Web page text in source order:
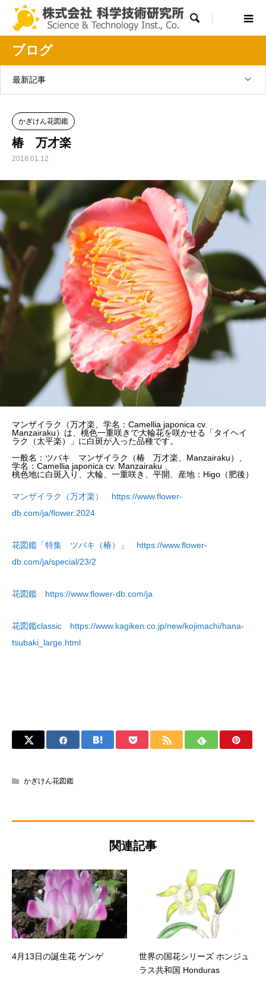

ブログ
最新記事
かぎけん花図鑑
椿 万才楽
2018.01.12
マンザイラク（万才楽、学名：Camellia japonica cv.
Manzairaku）は、桃色一重咲きで大輪花を咲かせる「タイヘイ
ラク（太平楽）」に白斑が入った品種です。
一般名：ツバキ マンザイラク（椿 万才楽、Manzairaku）、
学名：Camellia japonica cv. Manzairaku 、
桃色地に白斑入り、大輪、一重咲き、平開、産地：Higo（肥後）
マンザイラク（万才楽） https://www.flower-
db.com/ja/flower:2024
花図鑑「特集 ツバキ（椿）」 https://www.flower-
db.com/ja/special/23/2
花図鑑 https://www.flower-db.com/ja
花図鑑classic https://www.kagiken.co.jp/new/kojimachi/hana-
tsubaki_large.html
かぎけん花図鑑
関連記事
4月13日の誕生花 ゲンゲ
世界の国花シリーズ ホンジュ
ラス共和国 Honduras